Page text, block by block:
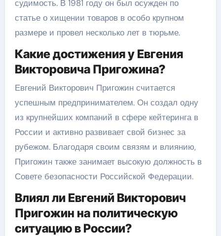
судимость. В 1981 году он был осужден по
статье о хищении товаров в особо крупном
размере и провел несколько лет в тюрьме.
Какие достижения у Евгения
Викторовича Пригожина?
Евгений Викторович Пригожин считается
успешным предпринимателем. Он создал одну
из крупнейших компаний в сфере кейтеринга в
России и активно развивает свой бизнес за
рубежом. Благодаря своим связям и влиянию,
Пригожин также занимает высокую должность в
Совете безопасности Российской Федерации.
Влиял ли Евгений Викторович
Пригожин на политическую
ситуацию в России?